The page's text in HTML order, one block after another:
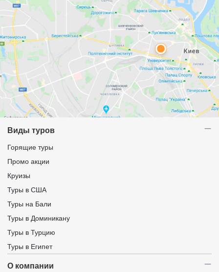
Виды туров
Горящие туры
Промо акции
Круизы
Туры в США
Туры на Бали
Туры в Доминикану
Туры в Турцию
Туры в Египет
О компании